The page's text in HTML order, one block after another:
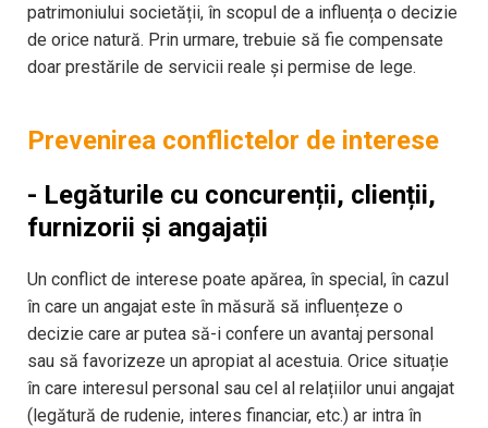
patrimoniului societății, în scopul de a influența o decizie
de orice natură. Prin urmare, trebuie să fie compensate
doar prestările de servicii reale şi permise de lege.
Prevenirea conflictelor de interese
- Legăturile cu concurenții, clienții,
furnizorii și angajații
Un conflict de interese poate apărea, în special, în cazul
în care un angajat este în măsură să influențeze o
decizie care ar putea să-i confere un avantaj personal
sau să favorizeze un apropiat al acestuia. Orice situație
în care interesul personal sau cel al relațiilor unui angajat
(legătură de rudenie, interes financiar, etc.) ar intra în